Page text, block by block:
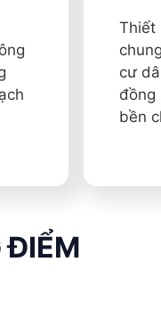
Thiết
cư
đồng
bền
ĐIỂM